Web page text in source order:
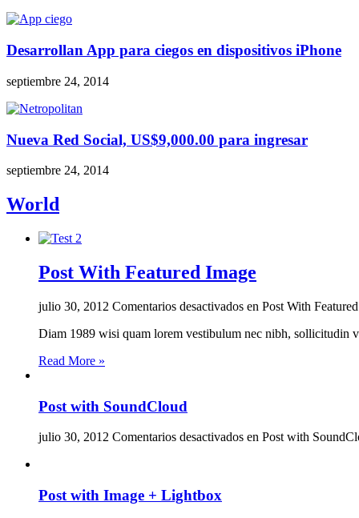
Desarrollan App para ciegos en dispositivos iPhone
septiembre 24, 2014
Nueva Red Social, US$9,000.00 para ingresar
septiembre 24, 2014
World
Post With Featured Image
julio 30, 2012 Comentarios desactivados en Post With
Diam 1989 wisi quam lorem vestibulum nec nibh, sollicitudin
Read More »
Post with SoundCloud
julio 30, 2012 Comentarios desactivados en Post with
Post with Image + Lightbox